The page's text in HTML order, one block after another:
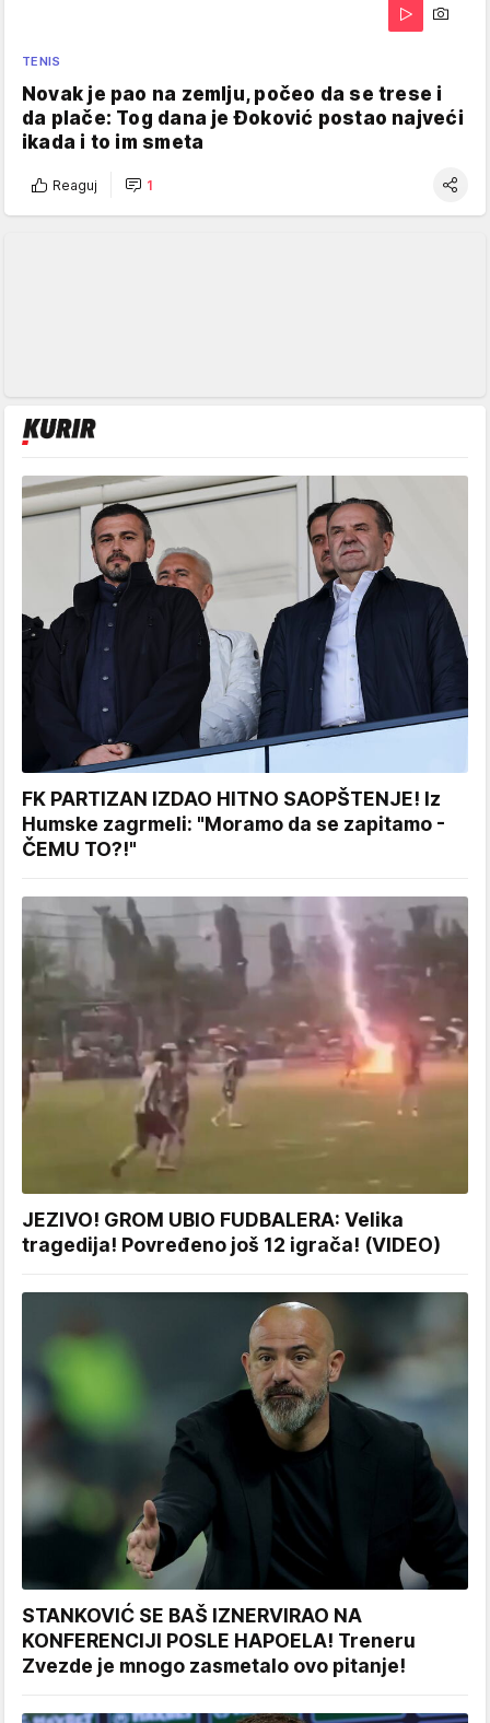
TENIS
Novak je pao na zemlju, počeo da se trese i
da plače: Tog dana je Đoković postao najveći
ikada i to im smeta
Reaguj 1
FK PARTIZAN IZDAO HITNO SAOPŠTENJE! Iz
Humske zagrmeli: "Moramo da se zapitamo -
ČEMU TO?!"
JEZIVO! GROM UBIO FUDBALERA: Velika
tragedija! Povređeno još 12 igrača! (VIDEO)
STANKOVIĆ SE BAŠ IZNERVIRAO NA
KONFERENCIJI POSLE HAPOELA! Treneru
Zvezde je mnogo zasmetalo ovo pitanje!